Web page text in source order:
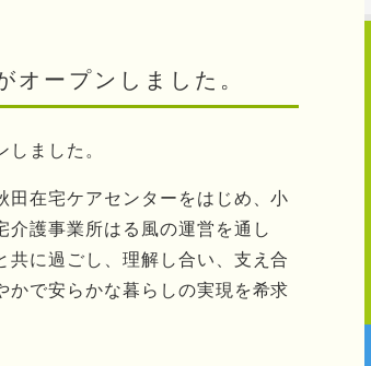
オープンしました。
ました。
田在宅ケアセンターをはじめ、小
介護事業所はる風の運営を通し
共に過ごし、理解し合い、支え合
かで安らかな暮らしの実現を希求